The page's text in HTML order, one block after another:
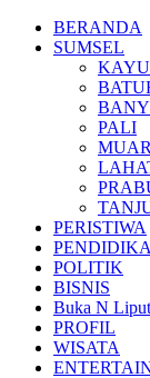
BERANDA
SUMSEL
PALI
PERISTIWA
POLITIK
BISNIS
Buka N
PROFIL
WISATA